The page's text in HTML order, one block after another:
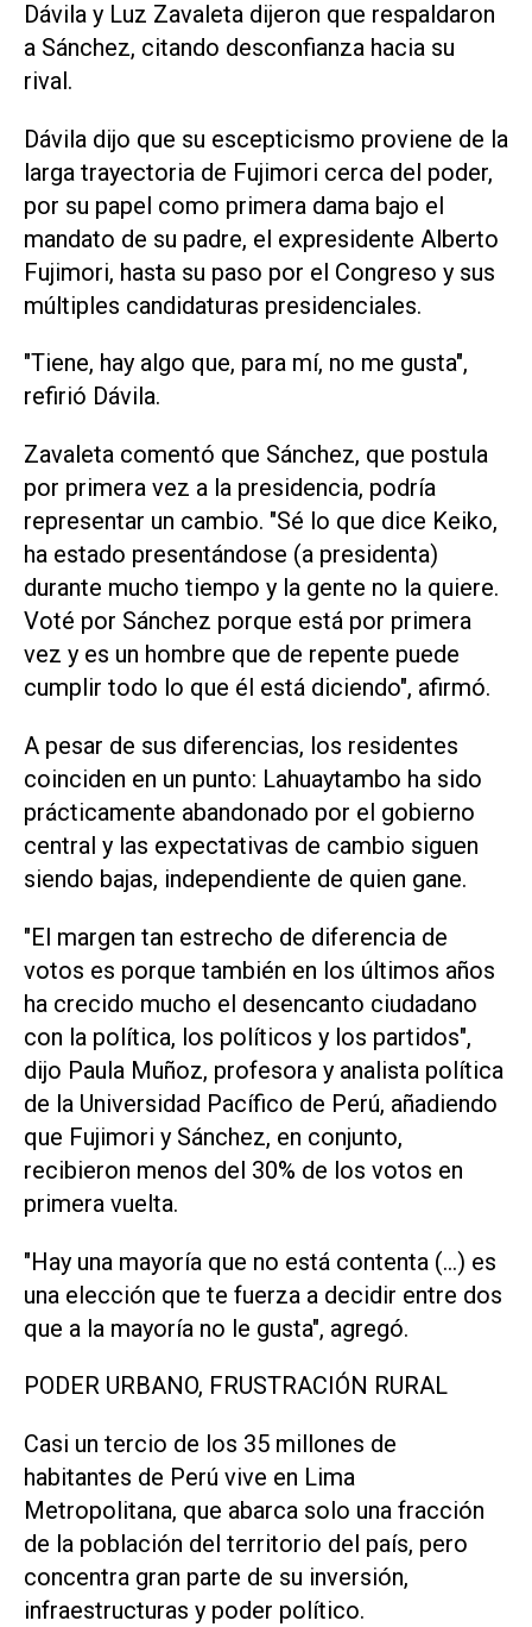
Dávila y Luz Zavaleta dijeron que respaldaron
a Sánchez, citando desconfianza hacia su
rival.
Dávila dijo que su escepticismo proviene de la
larga trayectoria de Fujimori cerca del poder,
por su papel como primera dama bajo el
mandato de su padre, el expresidente Alberto
Fujimori, hasta su paso por el Congreso y sus
múltiples candidaturas presidenciales.
"Tiene, hay algo que, para mí, no me gusta",
refirió Dávila.
Zavaleta comentó ​que Sánchez, que postula
‌por primera vez a la presidencia, podría
representar un cambio. "Sé lo que dice Keiko,
ha estado presentándose (a presidenta)
durante mucho tiempo y la gente no la quiere.
Voté por Sánchez porque está por primera
vez y es un hombre que de repente puede
cumplir todo lo que él está diciendo", afirmó.
A pesar de sus diferencias, los residentes
coinciden en un punto: Lahuaytambo ha sido
prácticamente abandonado por el gobierno
central y las expectativas de cambio siguen
siendo bajas, independiente de quien gane.
"El margen tan ⁠estrecho de diferencia de
votos es porque también en los últimos años
ha crecido mucho el desencanto ciudadano
con la política, los políticos y los partidos",
dijo Paula Muñoz, profesora y analista política
de la Universidad Pacífico de Perú, añadiendo
que Fujimori y Sánchez, en conjunto,
recibieron menos del 30% de los votos en
primera vuelta.
"Hay una mayoría que no está contenta (...) es
una elección que te fuerza a decidir entre dos
que a la mayoría no le gusta", agregó.
PODER URBANO, FRUSTRACIÓN RURAL
Casi un tercio de los 35 millones de
habitantes de Perú vive en Lima
Metropolitana, que abarca solo una fracción
de la población del territorio del país, pero
concentra gran parte de su inversión,
infraestructuras y poder político.